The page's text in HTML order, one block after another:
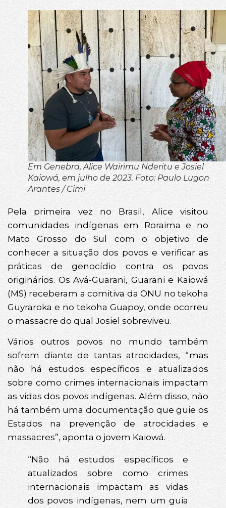
Em Genebra, Alice Wairimu Nderitu e Josiel
Kaiowá, em julho de 2023. Foto: Paulo Lugon
Arantes / Cimi
Pela primeira vez no Brasil, Alice visitou
comunidades indígenas em Roraima e no
Mato Grosso do Sul com o objetivo de
conhecer a situação dos povos e verificar as
práticas de genocídio contra os povos
originários. Os Avá-Guarani, Guarani e Kaiowá
(MS) receberam a comitiva da ONU no tekoha
Guyraroka e no tekoha Guapoy, onde ocorreu
o massacre do qual Josiel sobreviveu.
Vários outros povos no mundo também
sofrem diante de tantas atrocidades, “mas
não há estudos específicos e atualizados
sobre como crimes internacionais impactam
as vidas dos povos indígenas. Além disso, não
há também uma documentação que guie os
Estados na prevenção de atrocidades e
massacres”, aponta o jovem Kaiowá.
“Não há estudos específicos e
atualizados sobre como crimes
internacionais impactam as vidas
dos povos indígenas, nem um guia